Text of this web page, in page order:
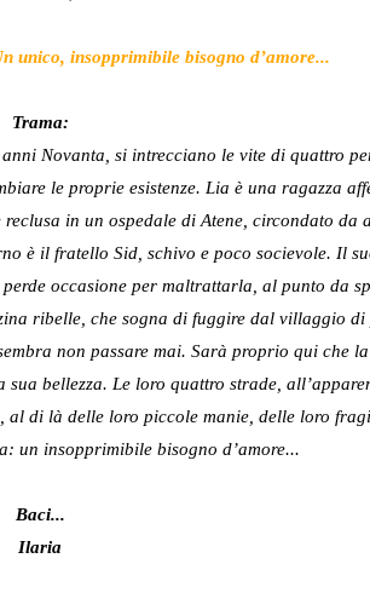
unico, insopprimibile bisogno d’amore...
Trama:
Novanta, si intrecciano le vite di quattro
le proprie esistenze. Lia è una ragazza
in un ospedale di Atene, circondato da
è il fratello Sid, schivo e poco socievole. Il
occasione per maltrattarla, al punto da
ribelle, che sogna di fuggire dal villaggio di
non passare mai. Sarà proprio qui che
bellezza. Le loro quattro strade,
di là delle loro piccole manie, delle loro
un insopprimibile bisogno d’amore...
Baci...
Ilaria